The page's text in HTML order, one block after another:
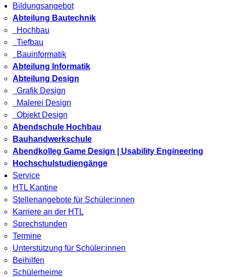
Bildungsangebot
Abteilung Bautechnik
Hochbau
Tiefbau
Bauinformatik
Abteilung Informatik
Abteilung Design
Grafik Design
Malerei Design
Objekt Design
Abendschule Hochbau
Bauhandwerkschule
Abendkolleg Game Design | Usability Engineering
Hochschulstudiengänge
Service
HTL Kantine
Stellenangebote für Schüler:innen
Karriere an der HTL
Sprechstunden
Termine
Unterstützung für Schüler:innen
Beihilfen
Schülerheime